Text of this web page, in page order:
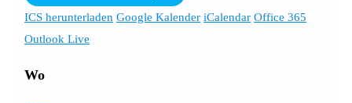
ICS herunterladen Google Kalender iCalendar Office 365
Outlook Live
Wo